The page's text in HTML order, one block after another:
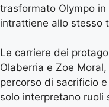
trasformato Olympo
intrattiene allo stesso
Le carriere dei
Olaberria e Zoe
percorso di sacrificio
solo interpretano ruoli